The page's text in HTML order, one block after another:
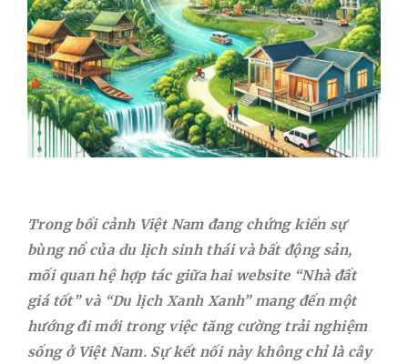
Trong bối cảnh Việt Nam đang chứng kiến sự
bùng nổ của du lịch sinh thái và bất động sản,
mối quan hệ hợp tác giữa hai website “Nhà đất
giá tốt” và “Du lịch Xanh Xanh” mang đến một
hướng đi mới trong việc tăng cường trải nghiệm
sống ở Việt Nam. Sự kết nối này không chỉ là cây